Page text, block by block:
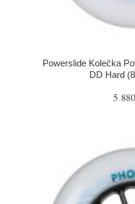
Powerslide Kolečka
DD Hard
5